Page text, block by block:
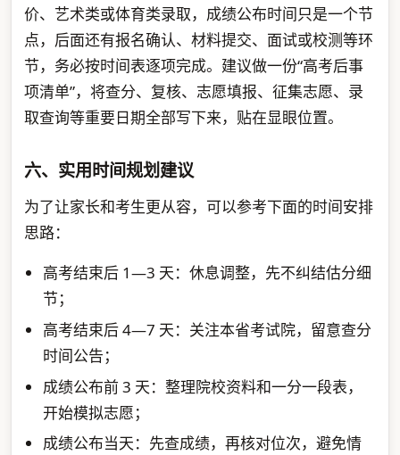
价、艺术类或体育类录取，成绩公布时间只是一个节
点，后面还有报名确认、材料提交、面试或校测等环
节，务必按时间表逐项完成。建议做一份“高考后事
项清单”，将查分、复核、志愿填报、征集志愿、录
取查询等重要日期全部写下来，贴在显眼位置。
六、实用时间规划建议
为了让家长和考生更从容，可以参考下面的时间安排
思路：
高考结束后 1—3 天：休息调整，先不纠结估分细
节；
高考结束后 4—7 天：关注本省考试院，留意查分
时间公告；
成绩公布前 3 天：整理院校资料和一分一段表，
开始模拟志愿；
成绩公布当天：先查成绩，再核对位次，避免情